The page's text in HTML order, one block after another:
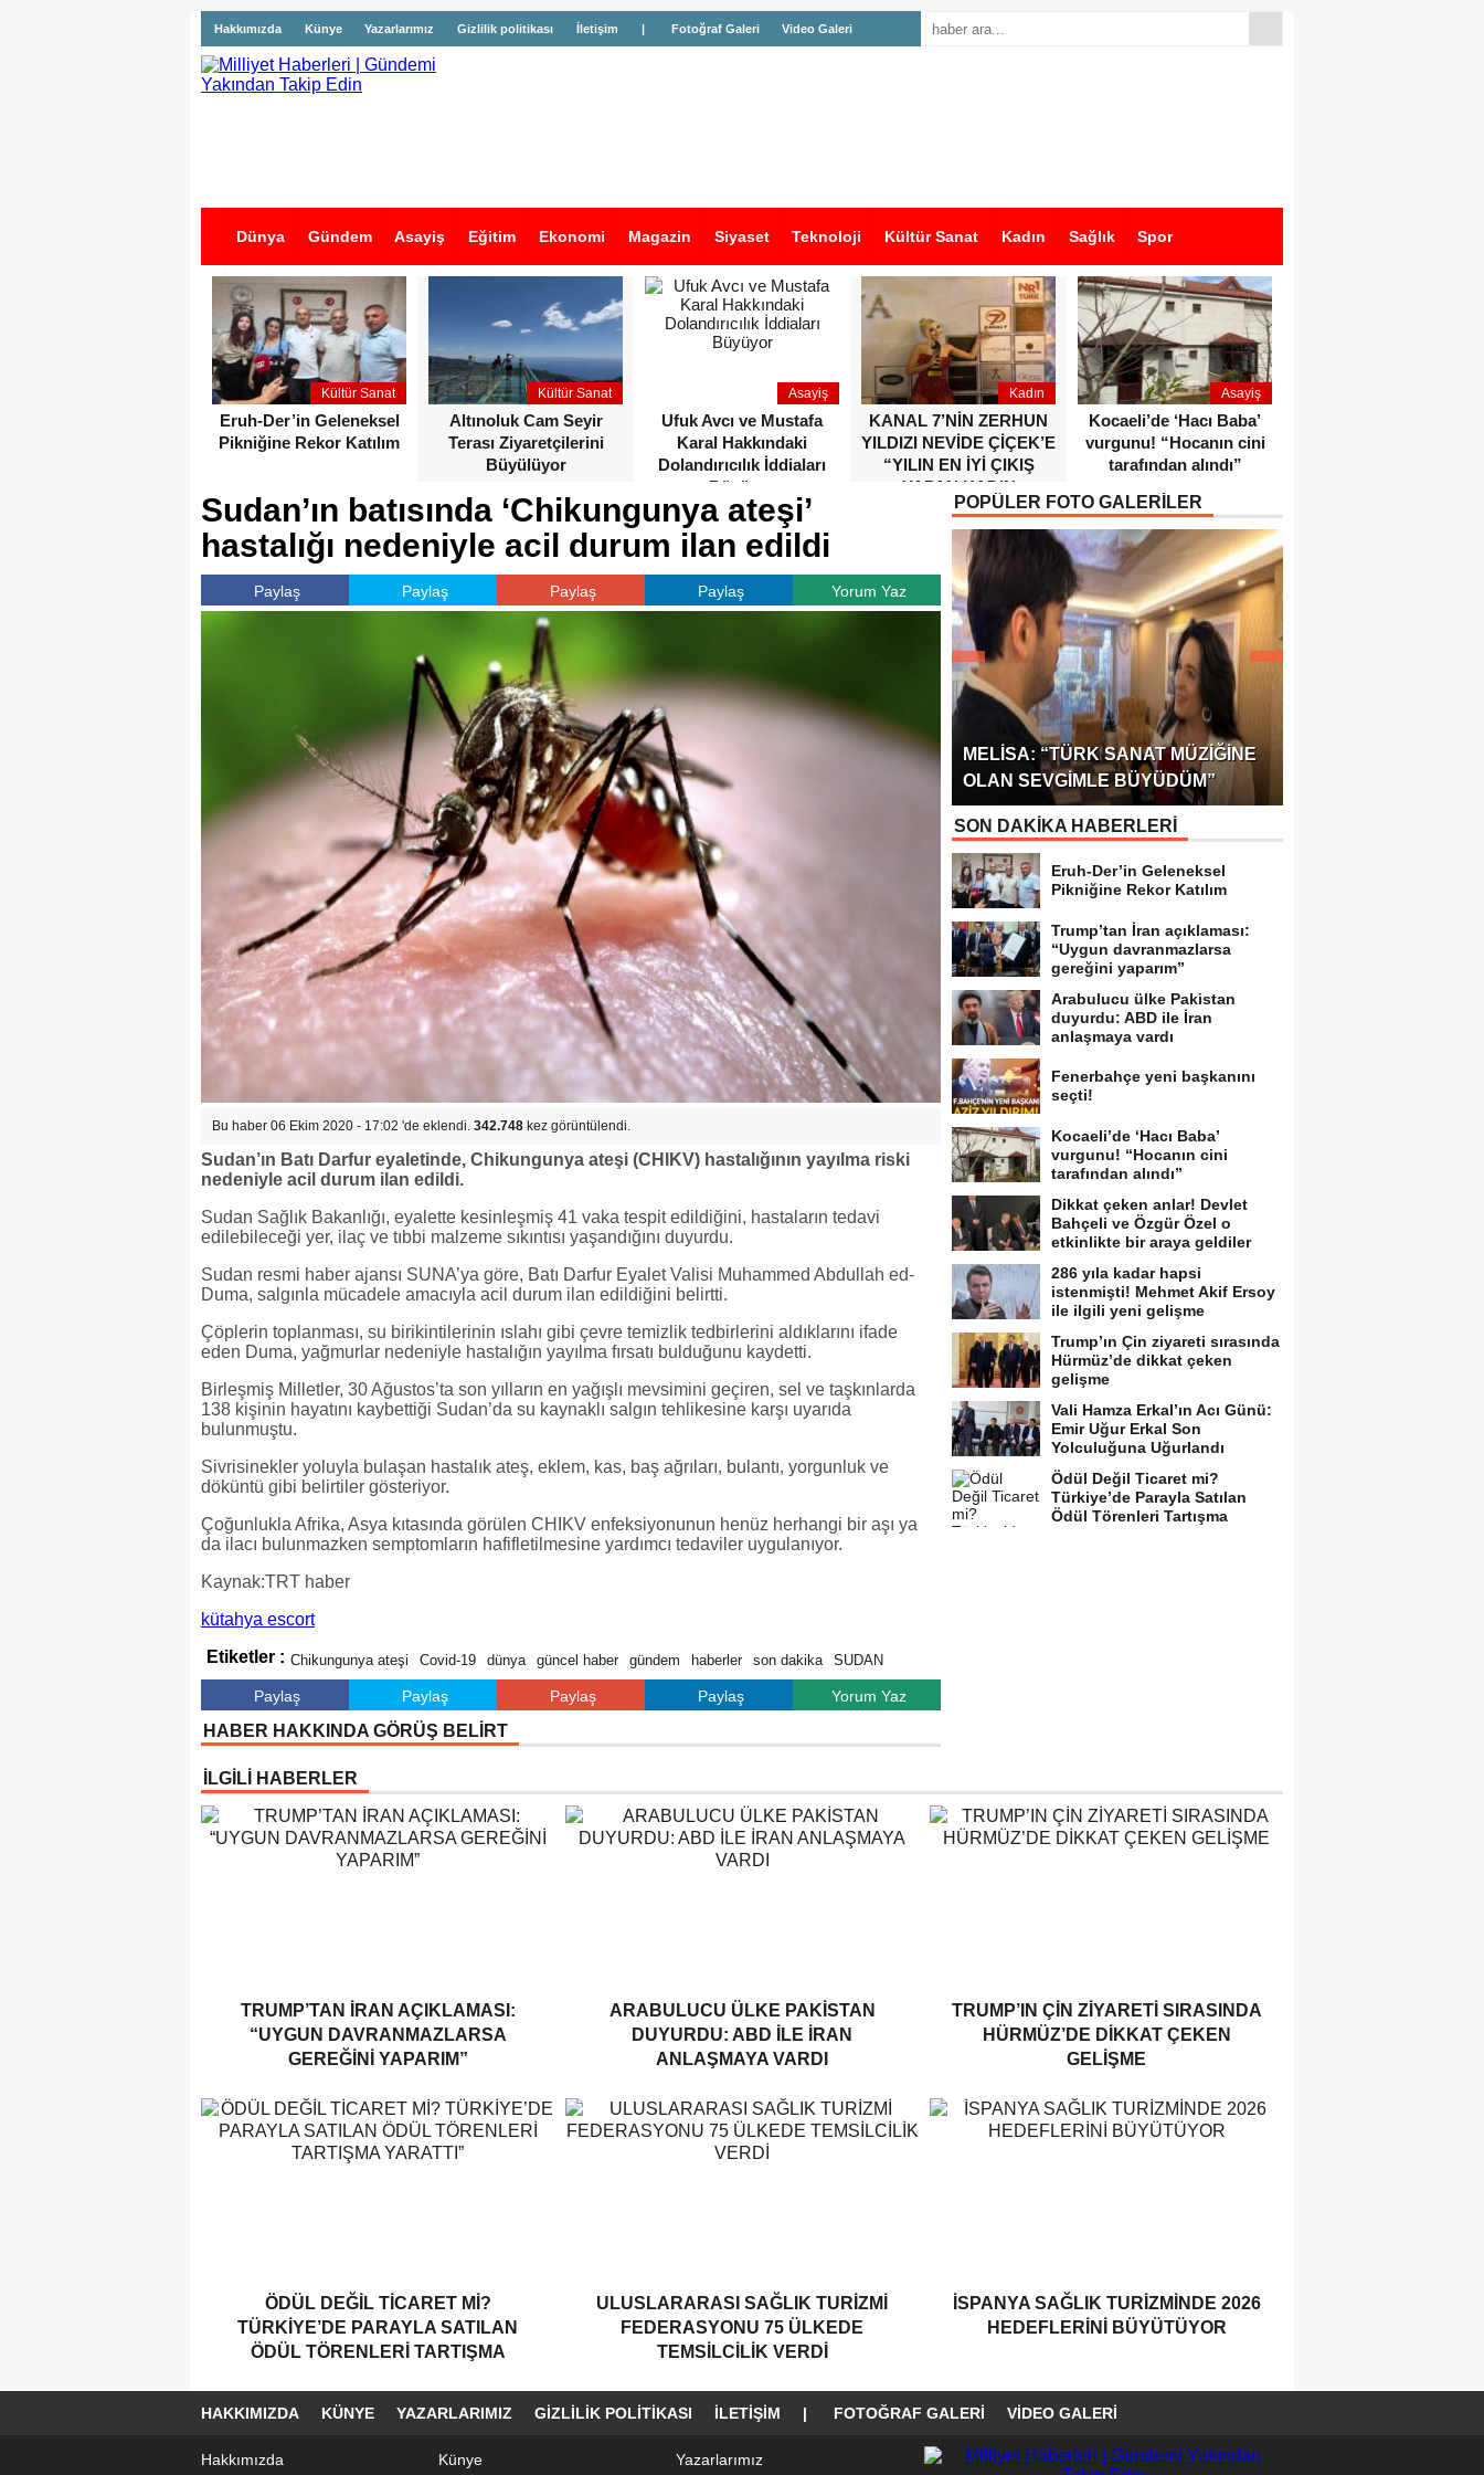
Hakkımızda Künye Yazarlarımız Gizlilik politikası İletişim | Fotoğraf Galeri Video Galeri
Dünya Gündem Asayiş Eğitim Ekonomi Magazin Siyaset Teknoloji Kültür Sanat Kadın Sağlık Spor
İş İlanları
Kültür Sanat
Eruh-Der’in Geleneksel
Pikniğine Rekor Katılım
Kültür Sanat
Altınoluk Cam Seyir
Terası Ziyaretçilerini
Büyülüyor
Asayiş
Ufuk Avcı ve Mustafa
Karal Hakkındaki
Dolandırıcılık İddiaları
Büyüyor
Kadın
KANAL 7’NİN ZERHUN
YILDIZI NEVİDE ÇİÇEK’E
“YILIN EN İYİ ÇIKIŞ
YAPAN KADIN
OYUNCUSU” ÖDÜLÜ!
Asayiş
Kocaeli’de ‘Hacı Baba’
vurgunu! “Hocanın cini
tarafından alındı”
Sudan’ın batısında ‘Chikungunya ateşi’
hastalığı nedeniyle acil durum ilan edildi
Paylaş Paylaş Paylaş Paylaş Yorum Yaz
Bu haber 06 Ekim 2020 - 17:02 'de eklendi. 342.748 kez görüntülendi.
Sudan’ın Batı Darfur eyaletinde, Chikungunya ateşi (CHIKV) hastalığının yayılma riski
nedeniyle acil durum ilan edildi.
Sudan Sağlık Bakanlığı, eyalette kesinleşmiş 41 vaka tespit edildiğini, hastaların tedavi
edilebileceği yer, ilaç ve tıbbi malzeme sıkıntısı yaşandığını duyurdu.
Sudan resmi haber ajansı SUNA’ya göre, Batı Darfur Eyalet Valisi Muhammed Abdullah ed-
Duma, salgınla mücadele amacıyla acil durum ilan edildiğini belirtti.
Çöplerin toplanması, su birikintilerinin ıslahı gibi çevre temizlik tedbirlerini aldıklarını ifade
eden Duma, yağmurlar nedeniyle hastalığın yayılma fırsatı bulduğunu kaydetti.
Birleşmiş Milletler, 30 Ağustos’ta son yılların en yağışlı mevsimini geçiren, sel ve taşkınlarda
138 kişinin hayatını kaybettiği Sudan’da su kaynaklı salgın tehlikesine karşı uyarıda
bulunmuştu.
Sivrisinekler yoluyla bulaşan hastalık ateş, eklem, kas, baş ağrıları, bulantı, yorgunluk ve
döküntü gibi belirtiler gösteriyor.
Çoğunlukla Afrika, Asya kıtasında görülen CHIKV enfeksiyonunun henüz herhangi bir aşı ya
da ilacı bulunmazken semptomların hafifletilmesine yardımcı tedaviler uygulanıyor.
Kaynak:TRT haber
kütahya escort
Etiketler : Chikungunya ateşi Covid-19 dünya güncel haber gündem haberler son dakika SUDAN
Paylaş Paylaş Paylaş Paylaş Yorum Yaz
HABER HAKKINDA GÖRÜŞ BELİRT
POPÜLER FOTO GALERİLER
MELISA: “TÜRK SANAT MÜZIĞINE
OLAN SEVGIMLE BÜYÜDÜM”
SON DAKİKA HABERLERİ
Eruh-Der’in Geleneksel
Pikniğine Rekor Katılım
Trump’tan İran açıklaması:
“Uygun davranmazlarsa
gereğini yaparım”
Arabulucu ülke Pakistan
duyurdu: ABD ile İran
anlaşmaya vardı
Fenerbahçe yeni başkanını
seçti!
Kocaeli’de ‘Hacı Baba’
vurgunu! “Hocanın cini
tarafından alındı”
Dikkat çeken anlar! Devlet
Bahçeli ve Özgür Özel o
etkinlikte bir araya geldiler
286 yıla kadar hapsi
istenmişti! Mehmet Akif Ersoy
ile ilgili yeni gelişme
Trump’ın Çin ziyareti sırasında
Hürmüz’de dikkat çeken
gelişme
Vali Hamza Erkal’ın Acı Günü:
Emir Uğur Erkal Son
Yolculuğuna Uğurlandı
Ödül Değil Ticaret mi?
Türkiye’de Parayla Satılan
Ödül Törenleri Tartışma
İLGİLİ HABERLER
TRUMP’TAN İRAN AÇIKLAMASI:
“UYGUN DAVRANMAZLARSA
GEREĞINI YAPARIM”
ARABULUCU ÜLKE PAKISTAN
DUYURDU: ABD ILE İRAN
ANLAŞMAYA VARDI
TRUMP’IN ÇIN ZIYARETI SIRASINDA
HÜRMÜZ’DE DIKKAT ÇEKEN
GELIŞME
ÖDÜL DEĞIL TICARET MI?
TÜRKIYE’DE PARAYLA SATILAN
ÖDÜL TÖRENLERI TARTIŞMA
ULUSLARARASI SAĞLIK TURIZMI
FEDERASYONU 75 ÜLKEDE
TEMSILCILIK VERDI
İSPANYA SAĞLIK TURIZMINDE 2026
HEDEFLERINI BÜYÜTÜYOR
HAKKIMIZDA KÜNYE YAZARLARIMIZ GIZLILIK POLITIKASI İLETIŞIM | FOTOĞRAF GALERI VIDEO GALERI
Hakkımızda Künye Yazarlarımız